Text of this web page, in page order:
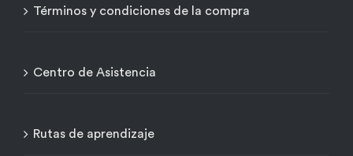
Términos y condiciones de la compra
Centro de Asistencia
Rutas de aprendizaje